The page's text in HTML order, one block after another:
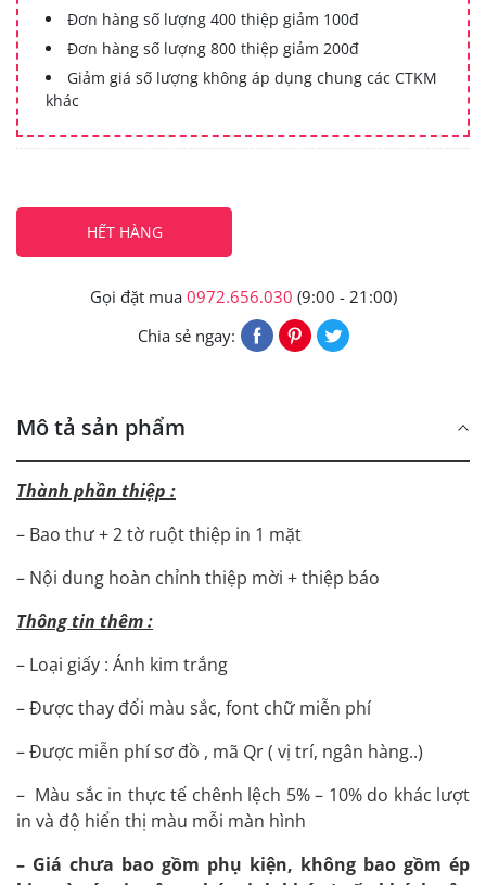
Đơn hàng số lượng 400 thiệp giảm 100đ
Đơn hàng số lượng 800 thiệp giảm 200đ
Giảm giá số lượng không áp dụng chung các CTKM
khác
HẾT HÀNG
Gọi đặt mua 0972.656.030 (9:00 - 21:00)
Chia sẻ ngay:
Mô tả sản phẩm
Thành phần thiệp :
– Bao thư + 2 tờ ruột thiệp in 1 mặt
– Nội dung hoàn chỉnh thiệp mời + thiệp báo
Thông tin thêm :
– Loại giấy : Ánh kim trắng
– Được thay đổi màu sắc, font chữ miễn phí
– Được miễn phí sơ đồ , mã Qr ( vị trí, ngân hàng..)
– Màu sắc in thực tế chênh lệch 5% – 10% do khác lượt
in và độ hiển thị màu mỗi màn hình
– Giá chưa bao gồm phụ kiện, không bao gồm ép